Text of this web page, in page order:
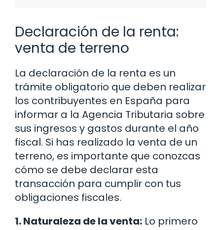
Declaración de la renta:
venta de terreno
La declaración de la renta es un
trámite obligatorio que deben realizar
los contribuyentes en España para
informar a la Agencia Tributaria sobre
sus ingresos y gastos durante el año
fiscal. Si has realizado la venta de un
terreno, es importante que conozcas
cómo se debe declarar esta
transacción para cumplir con tus
obligaciones fiscales.
1. Naturaleza de la venta: Lo primero